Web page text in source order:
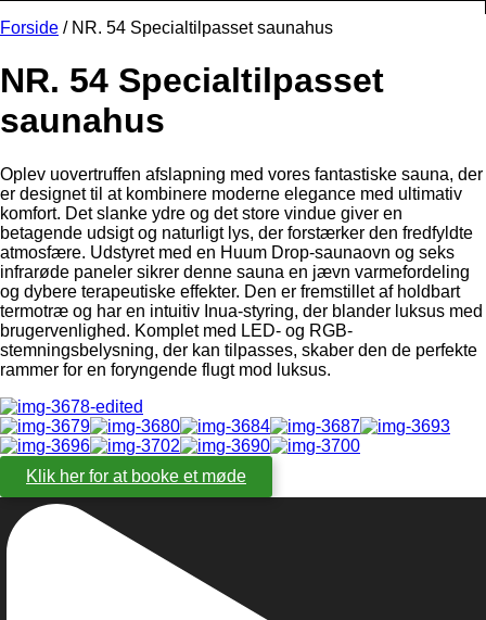
Forside / NR. 54 Specialtilpasset saunahus
NR. 54 Specialtilpasset
saunahus
Oplev uovertruffen afslapning med vores fantastiske sauna, der
er designet til at kombinere moderne elegance med ultimativ
komfort. Det slanke ydre og det store vindue giver en
betagende udsigt og naturligt lys, der forstærker den fredfyldte
atmosfære. Udstyret med en Huum Drop-saunaovn og seks
infrarøde paneler sikrer denne sauna en jævn varmefordeling
og dybere terapeutiske effekter. Den er fremstillet af holdbart
termotræ og har en intuitiv Inua-styring, der blander luksus med
brugervenlighed. Komplet med LED- og RGB-
stemningsbelysning, der kan tilpasses, skaber den de perfekte
rammer for en foryngende flugt mod luksus.
Klik her for at booke et møde